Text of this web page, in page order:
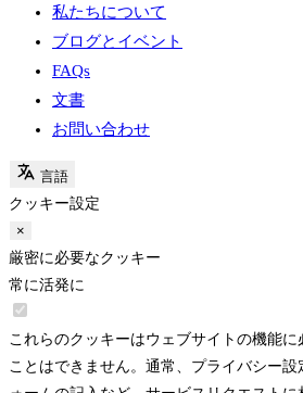
私たちについて
ブログとイベント
FAQs
文書
お問い合わせ
言語
クッキー設定
×
厳密に必要なクッキー
常に活発に
これらのクッキーはウェブサイトの機能
ことはできません。通常、プライバシー